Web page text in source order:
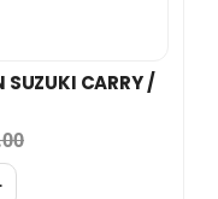
SUZUKI CARRY /